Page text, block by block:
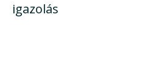
igazolás